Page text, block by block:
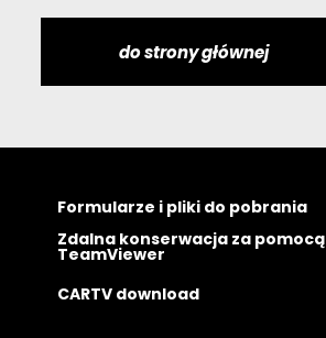
do strony głównej
Formularze i pliki do pobrania
Zdalna konserwacja za pomocą
TeamViewer
CARTV download